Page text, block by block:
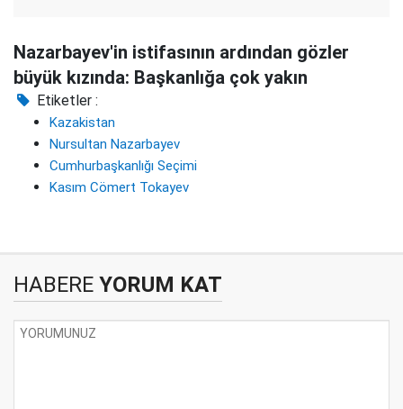
Nazarbayev'in istifasının ardından gözler
büyük kızında: Başkanlığa çok yakın
Etiketler :
Kazakistan
Nursultan Nazarbayev
Cumhurbaşkanlığı Seçimi
Kasım Cömert Tokayev
HABERE YORUM KAT